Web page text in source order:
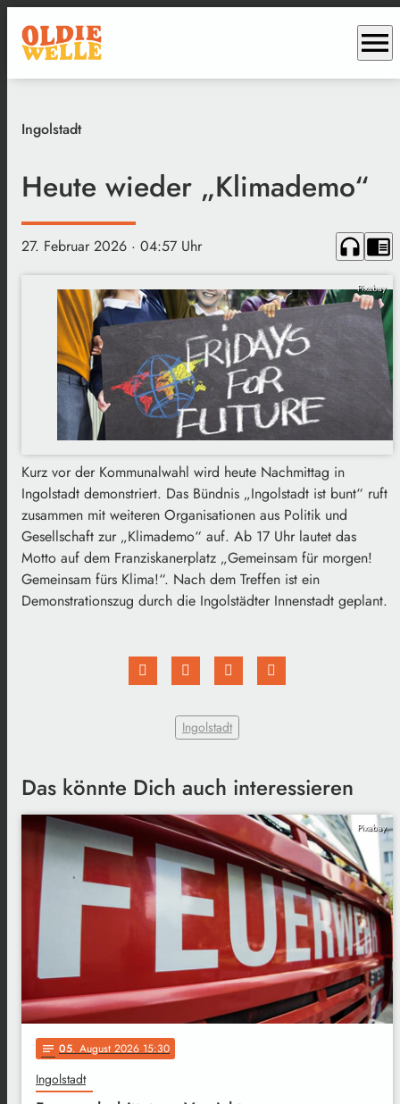
menu
Ingolstadt
Heute wieder „Klimademo“
27. Februar 2026 · 04:57 Uhr headphones chrome_reader_mode
Pixabay
Kurz vor der Kommunalwahl wird heute Nachmittag in
Ingolstadt demonstriert. Das Bündnis „Ingolstadt ist bunt“ ruft
zusammen mit weiteren Organisationen aus Politik und
Gesellschaft zur „Klimademo“ auf. Ab 17 Uhr lautet das
Motto auf dem Franziskanerplatz „Gemeinsam für morgen!
Gemeinsam fürs Klima!“. Nach dem Treffen ist ein
Demonstrationszug durch die Ingolstädter Innenstadt geplant.
Ingolstadt
Das könnte Dich auch interessieren
Pixabay
notes 05. August 2026 15:30
Ingolstadt